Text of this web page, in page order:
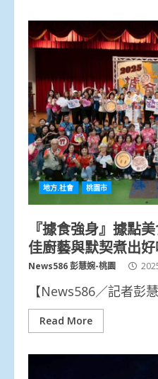
地方.社會 桃園市
『據食強身』據點
佳廚藝與默契煮出
News586 彭慧婉-桃園
【News586／記者彭
Read More